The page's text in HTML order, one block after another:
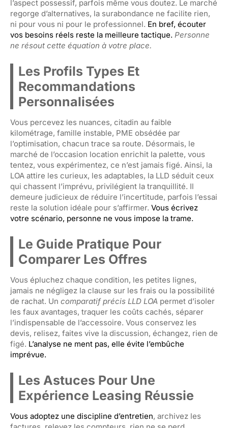
l’aspect possessif, parfois même vous doutez. Le marché
regorge d’alternatives, la surabondance ne facilite rien,
ni pour vous ni pour le professionnel. En bref, écouter
vos besoins réels reste la meilleure tactique. Personne
ne résout cette équation à votre place.
Les Profils Types Et
Recommandations
Personnalisées
Vous percevez les nuances, citadin au faible
kilométrage, famille instable, PME obsédée par
l’optimisation, chacun trace sa route. Désormais, le
marché de l’occasion location enrichit la palette, vous
tentez, vous expérimentez, ce n’est jamais figé. Ainsi, la
LOA attire les curieux, les adaptables, la LLD séduit ceux
qui chassent l’imprévu, privilégient la tranquillité. Il
demeure judicieux de réduire l’incertitude, parfois l’essai
reste la solution idéale pour s’affirmer. Vous écrivez
votre scénario, personne ne vous impose la trame.
Le Guide Pratique Pour
Comparer Les Offres
Vous épluchez chaque condition, les petites lignes,
jamais ne négligez la clause sur les frais ou la possibilité
de rachat. Un comparatif précis LLD LOA permet d’isoler
les faux avantages, traquer les coûts cachés, séparer
l’indispensable de l’accessoire. Vous conservez les
devis, relisez, faites vive la discussion, échangez, rien de
figé. L’analyse ne ment pas, elle évite l’embûche
imprévue.
Les Astuces Pour Une
Expérience Leasing Réussie
Vous adoptez une discipline d’entretien, archivez les